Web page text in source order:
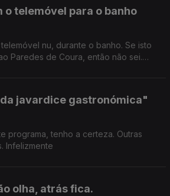
o telemóvel para o banho
nu, durante o banho. Se isto
Paredes de Coura, então não sei.
da javardice gastronómica"
programa, tenho a certeza. Outras
Infelizmente
olha, atrás fica.